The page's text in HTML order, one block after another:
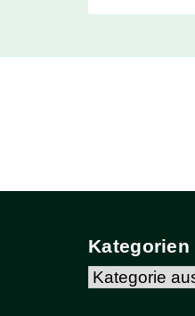
Kategorien
Kategorien